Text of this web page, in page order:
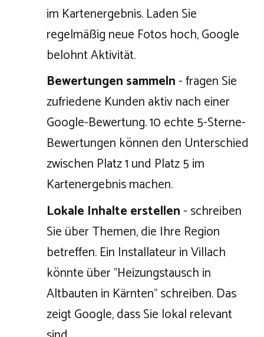
im Kartenergebnis. Laden Sie
regelmäßig neue Fotos hoch, Google
belohnt Aktivität.
Bewertungen sammeln- fragen Sie
zufriedene Kunden aktiv nach einer
Google-Bewertung. 10 echte 5-Sterne-
Bewertungen können den Unterschied
zwischen Platz 1 und Platz 5 im
Kartenergebnis machen.
Lokale Inhalte erstellen- schreiben
Sie über Themen, die Ihre Region
betreffen. Ein Installateur in Villach
könnte über "Heizungstausch in
Altbauten in Kärnten" schreiben. Das
zeigt Google, dass Sie lokal relevant